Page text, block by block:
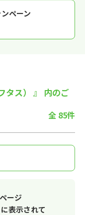
ペーン
タス） 』 内のご
全 85件
ージ
表示されて